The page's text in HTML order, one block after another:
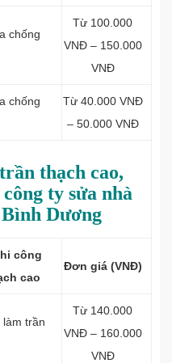
chống
Từ 100.000
VNĐ – 150.000
VNĐ
chống
Từ 40.000 VNĐ
– 50.000 VNĐ
thạch cao,
ty sửa nhà
Dương
công
cao
Đơn giá (VNĐ)
làm trần
Từ 140.000
VNĐ – 160.000
VNĐ